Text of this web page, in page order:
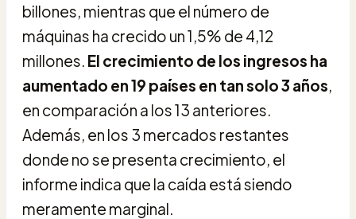
billones, mientras que el número de
máquinas ha crecido un 1,5% de 4,12
millones. El crecimiento de los ingresos ha
aumentado en 19 países en tan solo 3 años,
en comparación a los 13 anteriores.
Además, en los 3 mercados restantes
donde no se presenta crecimiento, el
informe indica que la caída está siendo
meramente marginal.